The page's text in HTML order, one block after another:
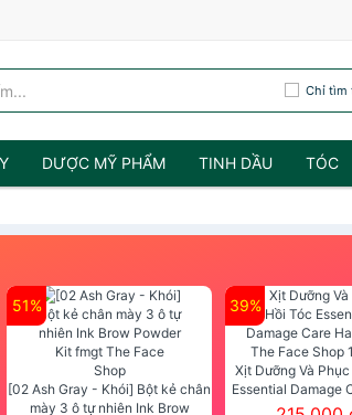
Chỉ tìm
DƯỢC MỸ PHẨM TINH DẦU TÓC
51%
[02 Ash Gray - Khói] Bột kẻ chân
mày 3 ô tự nhiên Ink Brow
39%
Xịt Dưỡng Và
Essential Damage
Mist The Face